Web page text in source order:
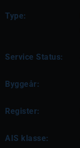
Type:
Service Status:
Byggeår:
Register:
AIS klasse: